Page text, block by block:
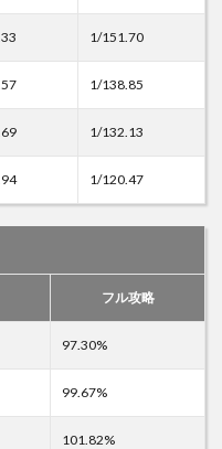
1/151.70
1/138.85
1/132.13
1/120.47
フル攻略
97.30%
99.67%
101.82%